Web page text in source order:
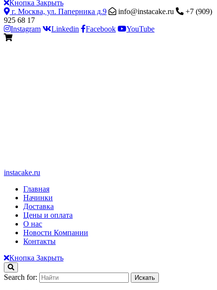
Кнопка Закрыть
г. Москва, ул. Паперника д.9
info@instacake.ru
+7 (909)
925 68 17
Instagram
Linkedin Facebook YouTube
instacake.ru
Главная
Начинки
Доставка
Цены и оплата
О нас
Новости Компании
Контакты
Кнопка Закрыть
Search for: